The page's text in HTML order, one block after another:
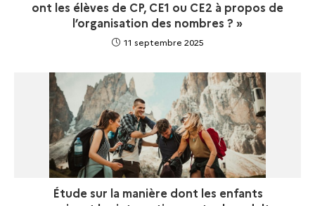
ont les élèves de CP, CE1 ou CE2 à propos de
l’organisation des nombres ? »
11 septembre 2025
Étude sur la manière dont les enfants